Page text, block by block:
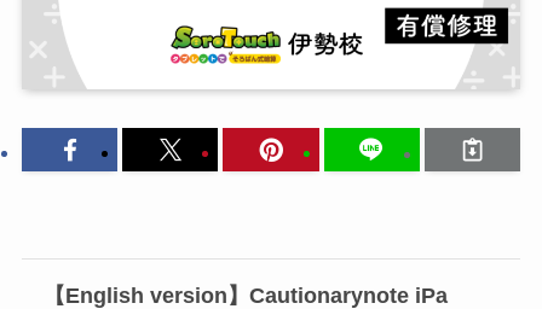
【English version】Cautionarynote iPa